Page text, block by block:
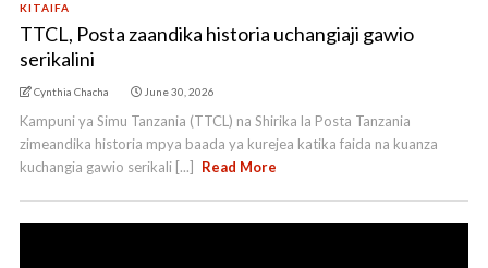
KITAIFA
TTCL, Posta zaandika historia uchangiaji gawio
serikalini
Cynthia Chacha June 30, 2026
Kampuni ya Simu Tanzania (TTCL) na Shirika la Posta Tanzania
zimeandika historia mpya baada ya kurejea katika faida na kuanza
kuchangia gawio serikali [...]
Read More